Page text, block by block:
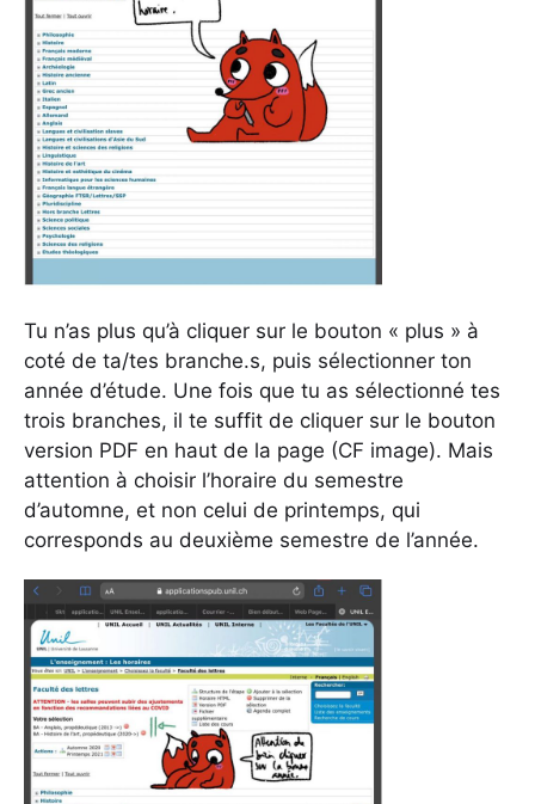
Tu n’as plus qu’à cliquer sur le bouton « plus » à
coté de ta/tes branche.s, puis sélectionner ton
année d’étude. Une fois que tu as sélectionné tes
trois branches, il te suffit de cliquer sur le bouton
version PDF en haut de la page (CF image). Mais
attention à choisir l’horaire du semestre
d’automne, et non celui de printemps, qui
corresponds au deuxième semestre de l’année.